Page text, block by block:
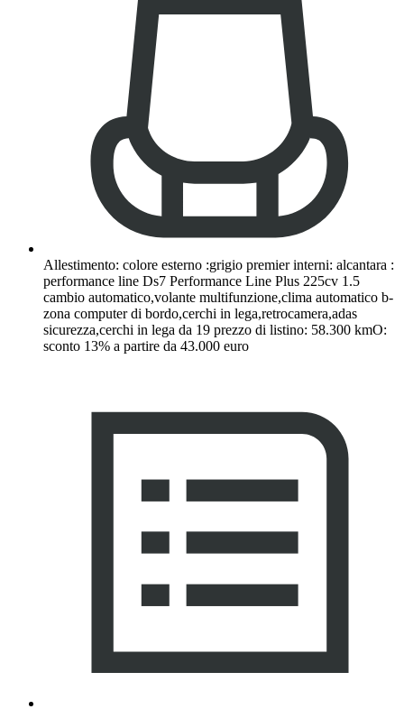
Allestimento: colore esterno :grigio premier interni: alcantara :
performance line Ds7 Performance Line Plus 225cv 1.5
cambio automatico,volante multifunzione,clima automatico b-
zona computer di bordo,cerchi in lega,retrocamera,adas
sicurezza,cerchi in lega da 19 prezzo di listino: 58.300 kmO:
sconto 13% a partire da 43.000 euro